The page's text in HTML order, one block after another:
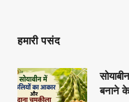
हमारी पसंद
बनाने